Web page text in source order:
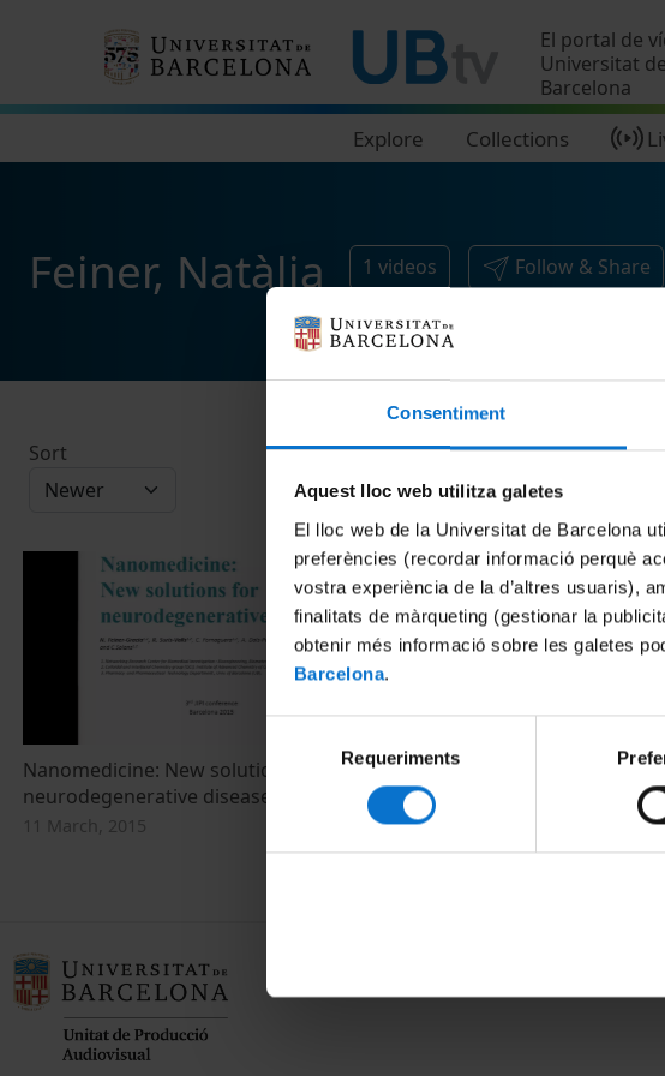
Consentiment
Aquest lloc web utilitza galetes
El lloc web de la Universitat de Barcelona
preferències (recordar informació perquè
vostra experiència de la d’altres usuaris),
finalitats de màrqueting (gestionar la
obtenir més informació sobre les galetes
Barcelona.
consentiment
Requeriments
El portal de
Universitat de
Barcelona
Explore Collections
Feiner, Natàlia 1 videos Follow & Share
Sort
Nanomedicine: New solutions for
neurodegenerative diseases
11 March, 2015